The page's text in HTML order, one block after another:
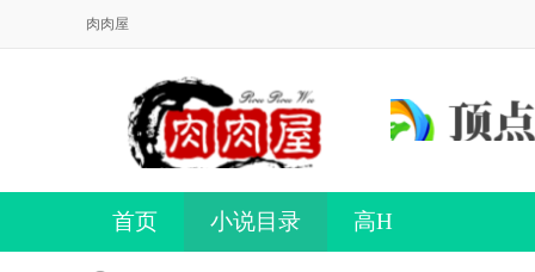
肉肉屋
首页 小说目录 高H